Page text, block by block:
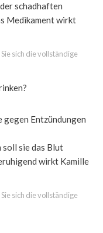
schadhaften
Medikament wirkt
Sie sich die vollständige
Entzündungen
soll sie das Blut
wirkt Kamille
Sie sich die vollständige